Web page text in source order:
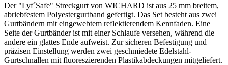
Der "Lyf´Safe" Streckgurt von WICHARD ist aus 25 mm breitem,
abriebfestem Polyestergurtband gefertigt. Das Set besteht aus zwei
Gurtbändern mit eingewebtem reflektierendem Kennfaden. Eine
Seite der Gurtbänder ist mit einer Schlaufe versehen, während die
andere ein glattes Ende aufweist. Zur sicheren Befestigung und
präzisen Einstellung werden zwei geschmiedete Edelstahl-
Gurtschnallen mit fluoreszierenden Plastikabdeckungen mitgeliefert.